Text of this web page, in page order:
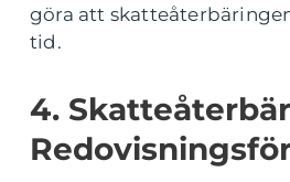
göra att
tid.
4.